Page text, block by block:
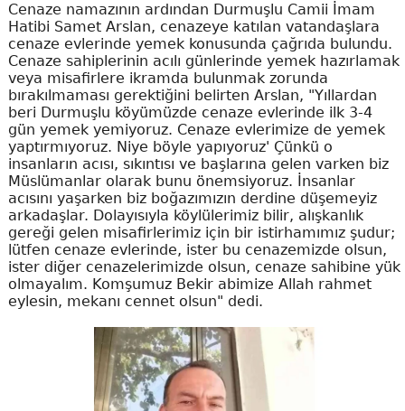
Cenaze namazının ardından Durmuşlu Camii İmam
Hatibi Samet Arslan, cenazeye katılan vatandaşlara
cenaze evlerinde yemek konusunda çağrıda bulundu.
Cenaze sahiplerinin acılı günlerinde yemek hazırlamak
veya misafirlere ikramda bulunmak zorunda
bırakılmaması gerektiğini belirten Arslan, "Yıllardan
beri Durmuşlu köyümüzde cenaze evlerinde ilk 3-4
gün yemek yemiyoruz. Cenaze evlerimize de yemek
yaptırmıyoruz. Niye böyle yapıyoruz' Çünkü o
insanların acısı, sıkıntısı ve başlarına gelen varken biz
Müslümanlar olarak bunu önemsiyoruz. İnsanlar
acısını yaşarken biz boğazımızın derdine düşemeyiz
arkadaşlar. Dolayısıyla köylülerimiz bilir, alışkanlık
gereği gelen misafirlerimiz için bir istirhamımız şudur;
lütfen cenaze evlerinde, ister bu cenazemizde olsun,
ister diğer cenazelerimizde olsun, cenaze sahibine yük
olmayalım. Komşumuz Bekir abimize Allah rahmet
eylesin, mekanı cennet olsun" dedi.